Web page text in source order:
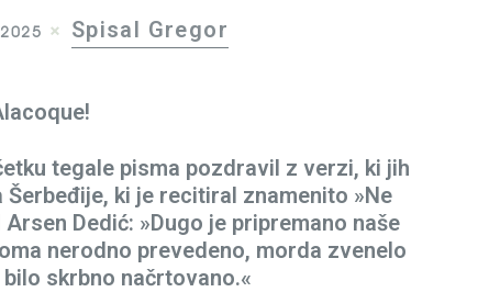
2025 Spisal Gregor
tegale pisma pozdravil z verzi, ki jih
ki je recitiral znamenito »Ne
Dedić: »Dugo je pripremano naše
nerodno prevedeno, morda zvenelo
skrbno načrtovano.«